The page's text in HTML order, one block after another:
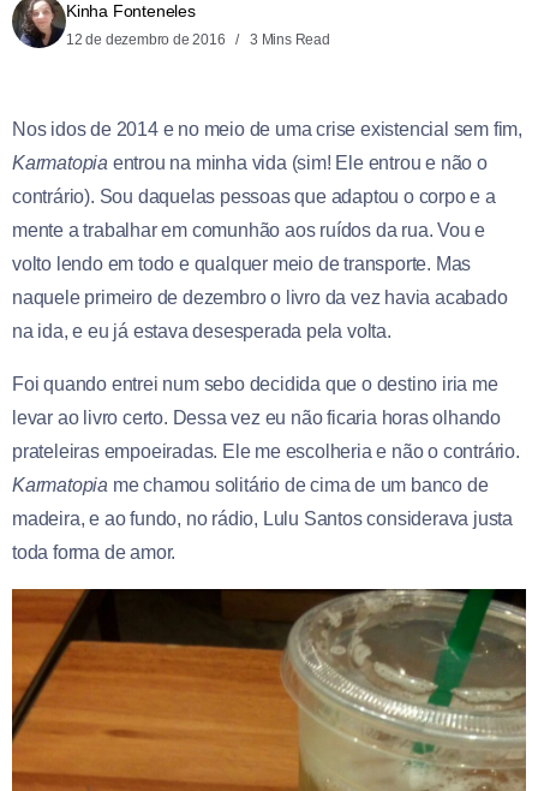
Kinha Fonteneles
12 de dezembro de 2016 3 Mins Read
Nos idos de 2014 e no meio de uma crise existencial sem fim,
Karmatopia entrou na minha vida (sim! Ele entrou e não o
contrário). Sou daquelas pessoas que adaptou o corpo e a
mente a trabalhar em comunhão aos ruídos da rua. Vou e
volto lendo em todo e qualquer meio de transporte. Mas
naquele primeiro de dezembro o livro da vez havia acabado
na ida, e eu já estava desesperada pela volta.
Foi quando entrei num sebo decidida que o destino iria me
levar ao livro certo. Dessa vez eu não ficaria horas olhando
prateleiras empoeiradas. Ele me escolheria e não o contrário.
Karmatopia me chamou solitário de cima de um banco de
madeira, e ao fundo, no rádio, Lulu Santos considerava justa
toda forma de amor.